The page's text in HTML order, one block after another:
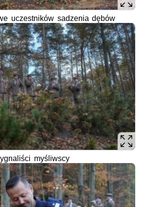
uczestników sadzenia dębów
myśliwscy